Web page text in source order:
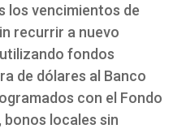
los vencimientos de
recurrir a nuevo
fondos
de dólares al Banco
con el Fondo
locales sin